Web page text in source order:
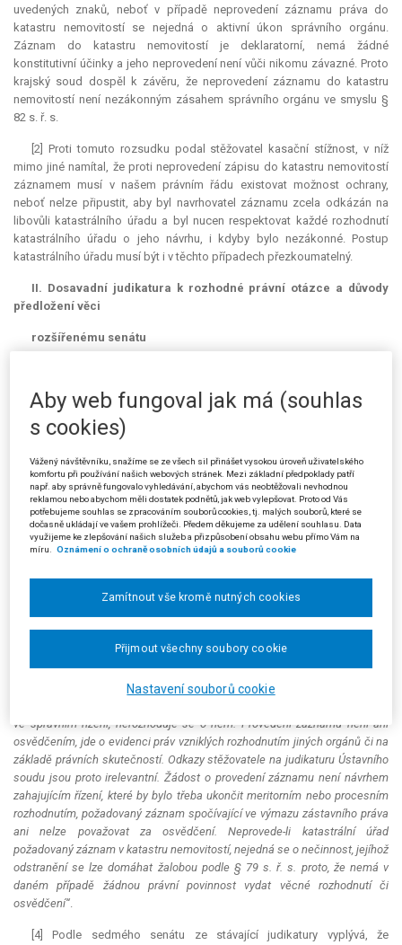
uvedených znaků, neboť v případě neprovedení záznamu práva do
katastru nemovitostí se nejedná o aktivní úkon správního orgánu.
Záznam do katastru nemovitostí je deklaratorní, nemá žádné
konstitutivní účinky a jeho neprovedení není vůči nikomu závazné. Proto
krajský soud dospěl k závěru, že neprovedení záznamu do katastru
nemovitostí není nezákonným zásahem správního orgánu ve smyslu §
82 s. ř. s.
[2] Proti tomuto rozsudku podal stěžovatel kasační stížnost, v níž
mimo jiné namítal, že proti neprovedení zápisu do katastru nemovitostí
záznamem musí v našem právním řádu existovat možnost ochrany,
neboť nelze připustit, aby byl navrhovatel záznamu zcela odkázán na
libovůli katastrálního úřadu a byl nucen respektovat každé rozhodnutí
katastrálního úřadu o jeho návrhu, i kdyby bylo nezákonné. Postup
katastrálního úřadu musí být i v těchto případech přezkoumatelný.
II. Dosavadní judikatura k rozhodné právní otázce a důvody
předložení věci
rozšířenému senátu
[3] Při hodnocení stížní námitky, že proti neprovedení zápisu do
katastru nemovitostí záznamem musí v našem právním řádu existovat
možnost ochrany, dospěl sedmý senát při předběžné poradě k právnímu
názoru, že přípis ze dne 10. 10. 2005, kterým katastrální úřad vrátil
stěžovateli rozhodnutí jeho Rady jako listinu nezpůsobilou k vykonání
zápisu záznamem, je po materiální stránce rozhodnutím, které podléhá
přezkumu ve správním soudnictví, byť nemá veškeré formální znaky
rozhodnutí. Přitom vycházel zejména ze závěrů obsažených v usnesení
rozšířeného senátu ze dne 23. 3. 2005, č. j. 6 A 25/2002 - 42 (publikováno
ovšem právní názor, že přípis, kterým katastrální úřad sděluje, že listina
není způsobilá k vykonání záznamu, je po materiální stránce
rozhodnutím, je v rozporu s názorem vysloveným v rozsudku Nejvyššího
správního soudu ze dne 24. 6. 2004, č. j. 2 Ans 1/2004 - 64,
www.nssoud.cz. V tomto rozhodnutí druhý senát dospěl k závěru, že
žalobou proti nečinnosti (§ 79 a násl. s. ř. s.) se nelze domáhat
provedení zápisu do katastru ve formě záznamu. Druhý senát v
ve správním řízení, nerozhoduje se o něm. Provedení záznamu není ani
osvědčením, jde o evidenci práv vzniklých rozhodnutím jiných orgánů či na
základě právních skutečností. Odkazy stěžovatele na judikaturu Ústavního
soudu jsou proto irelevantní. Žádost o provedení záznamu není návrhem
zahajujícím řízení, které by bylo třeba ukončit meritorním nebo procesním
rozhodnutím, požadovaný záznam spočívající ve výmazu zástavního práva
ani nelze považovat za osvědčení. Neprovede-li katastrální úřad
požadovaný záznam v katastru nemovitostí, nejedná se o nečinnost, jejíhož
odstranění se lze domáhat žalobou podle § 79 s. ř. s. proto, že nemá v
daném případě žádnou právní povinnost vydat věcné rozhodnutí či
osvědčení“.
[4] Podle sedmého senátu ze stávající judikatury vyplývá, že
Aby web fungoval jak má (souhlas
s cookies)
Vážený návštěvníku, snažíme se ze všech sil přinášet vysokou úroveň uživatelského
komfortu při používání našich webových stránek. Mezi základní předpoklady patří
např. aby správně fungovalo vyhledávání, abychom vás neobtěžovali nevhodnou
reklamou nebo abychom měli dostatek podnětů, jak web vylepšovat. Proto od Vás
potřebujeme souhlas se zpracováním souborů cookies, tj. malých souborů, které se
dočasně ukládají ve vašem prohlížeči. Předem děkujeme za udělení souhlasu. Data
využijeme ke zlepšování našich služeb a přizpůsobení obsahu webu přímo Vám na
míru. Oznámení o ochraně osobních údajů a souborů cookie
Nastavení souborů cookie
Zamítnout vše kromě nutných cookies
Přijmout všechny soubory cookie